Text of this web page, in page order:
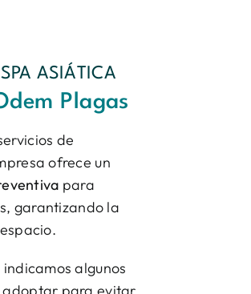
ASIÁTICA
Plagas
de
ofrece un
para
garantizando la
algunos
adoptar para evitar